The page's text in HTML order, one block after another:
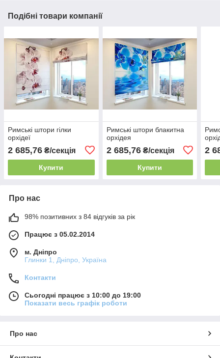
Подібні товари компанії
Римські штори гілки
орхідеї
2 685,76 ₴/секція
Купити
Римські штори блакитна
орхідея
2 685,76₴/секція
Купити
2
Про нас
98% позитивних з 84 відгуків за рік
Працює з 05.02.2014
м. Дніпро
Глинки 1, Дніпро, Україна
Контакти
Сьогодні працює з 10:00 до 19:00
Показати весь графік роботи
Про нас